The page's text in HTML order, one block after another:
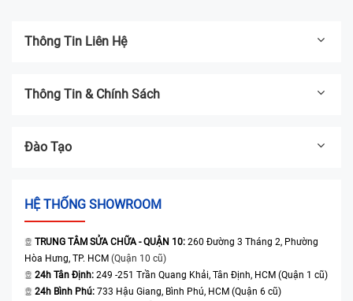
Thông Tin Liên Hệ
Thông Tin & Chính Sách
Đào Tạo
HỆ THỐNG SHOWROOM
TRUNG TÂM SỬA CHỮA - QUẬN 10: 260 Đường 3 Tháng 2, Phường
Hòa Hưng, TP. HCM (Quận 10 cũ)
24h Tân Định: 249 -251 Trần Quang Khải, Tân Định, HCM (Quận 1 cũ)
24h Bình Phú: 733 Hậu Giang, Bình Phú, HCM (Quận 6 cũ)